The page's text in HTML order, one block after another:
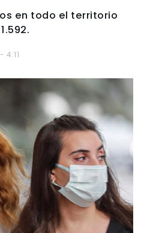
en todo el territorio
4:11